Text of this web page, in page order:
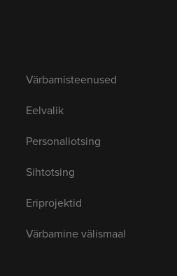
Värbamisteenused
Eelvalik
Personaliotsing
Sihtotsing
Eriprojektid
Värbamine välismaal